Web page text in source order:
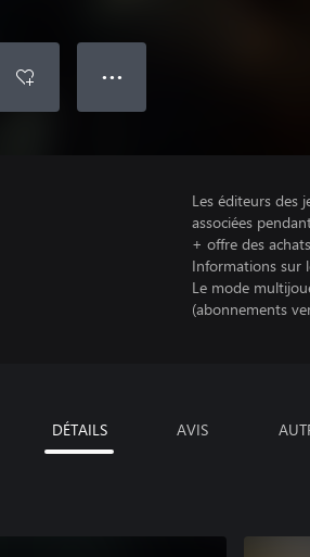
● ● ●
Les éditeurs des
associées
+ offre des
Informations sur
Le mode
(abonnements
DÉTAILS AVIS